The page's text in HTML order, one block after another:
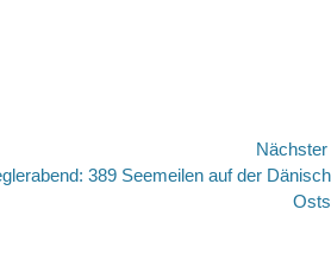
389 Seemeilen auf der